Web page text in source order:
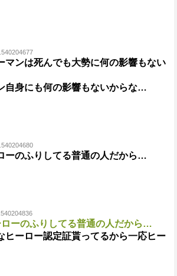
マンは死んでも大勢に何の影響もない
自身にも何の影響もないからな…
ーのふりしてる普通の人だから…
ーのふりしてる普通の人だから…
ヒーロー認定証貰ってるから一応ヒー